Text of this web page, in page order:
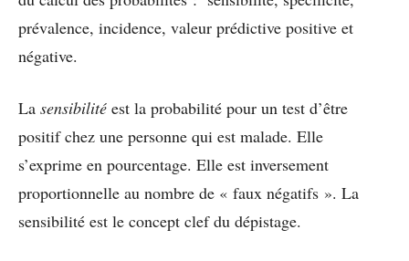
prévalence, incidence, valeur prédictive positive et
négative.
La sensibilité est la probabilité pour un test d’être
positif chez une personne qui est malade. Elle
s’exprime en pourcentage. Elle est inversement
proportionnelle au nombre de « faux négatifs ». La
sensibilité est le concept clef du dépistage.